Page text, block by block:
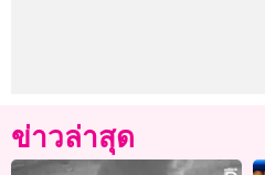
ข่าวล่าสุด